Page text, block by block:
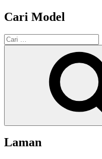
Cari Model
Pencarian
untuk:
Laman